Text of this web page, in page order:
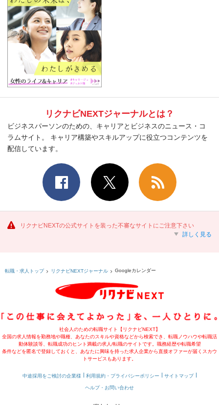
リクナビNEXTジャーナルとは？
ビジネスパーソンのための、キャリアとビジネスのニュース・コ
ラムサイト。 キャリア構築やスキルアップに役立つコンテンツを
配信しています。
リクナビNEXTの公式サイトを装った不審なサイトにご注意下さい
詳しく見る
転職・求人トップ リクナビNEXTジャーナル Googleカレンダー
社会人のための転職サイト【リクナビNEXT】
全国の求人情報を勤務地や職種、あなたのスキルや資格などから検索でき、転職ノウハウや転職活
動体験談等、転職成功のヒント満載の求人/転職のサイトです。職務経歴や転職希望
条件などを匿名で登録しておくと、あなたに興味を持った求人企業から直接オファーが届くスカウ
トサービスもあります。
中途採用をご検討の企業様 利用規約・プライバシーポリシー サイトマップ
ヘルプ・お問い合わせ